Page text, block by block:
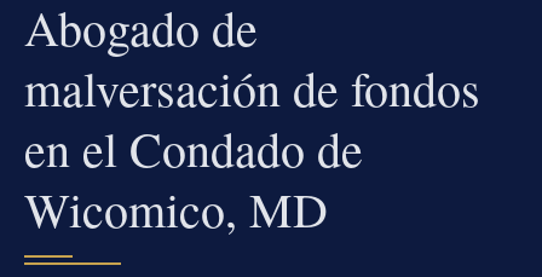
Abogado de
malversación de fondos
en el Condado de
Wicomico, MD